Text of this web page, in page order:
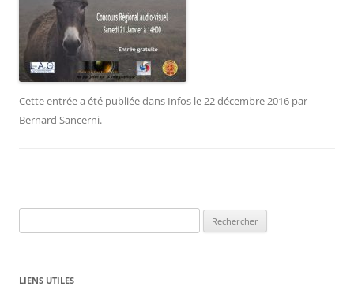
Cette entrée a été publiée dans Infos le 22 décembre 2016 par
Bernard Sancerni.
LIENS UTILES